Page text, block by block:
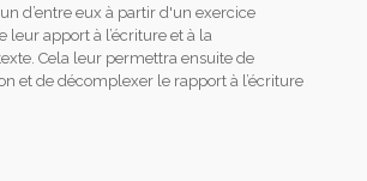
d’entre eux à partir d'un exercice
leur apport à l’écriture et à la
Cela leur permettra ensuite de
et de décomplexer le rapport à l’écriture